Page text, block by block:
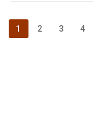
Paginação
de
1 2 3 4